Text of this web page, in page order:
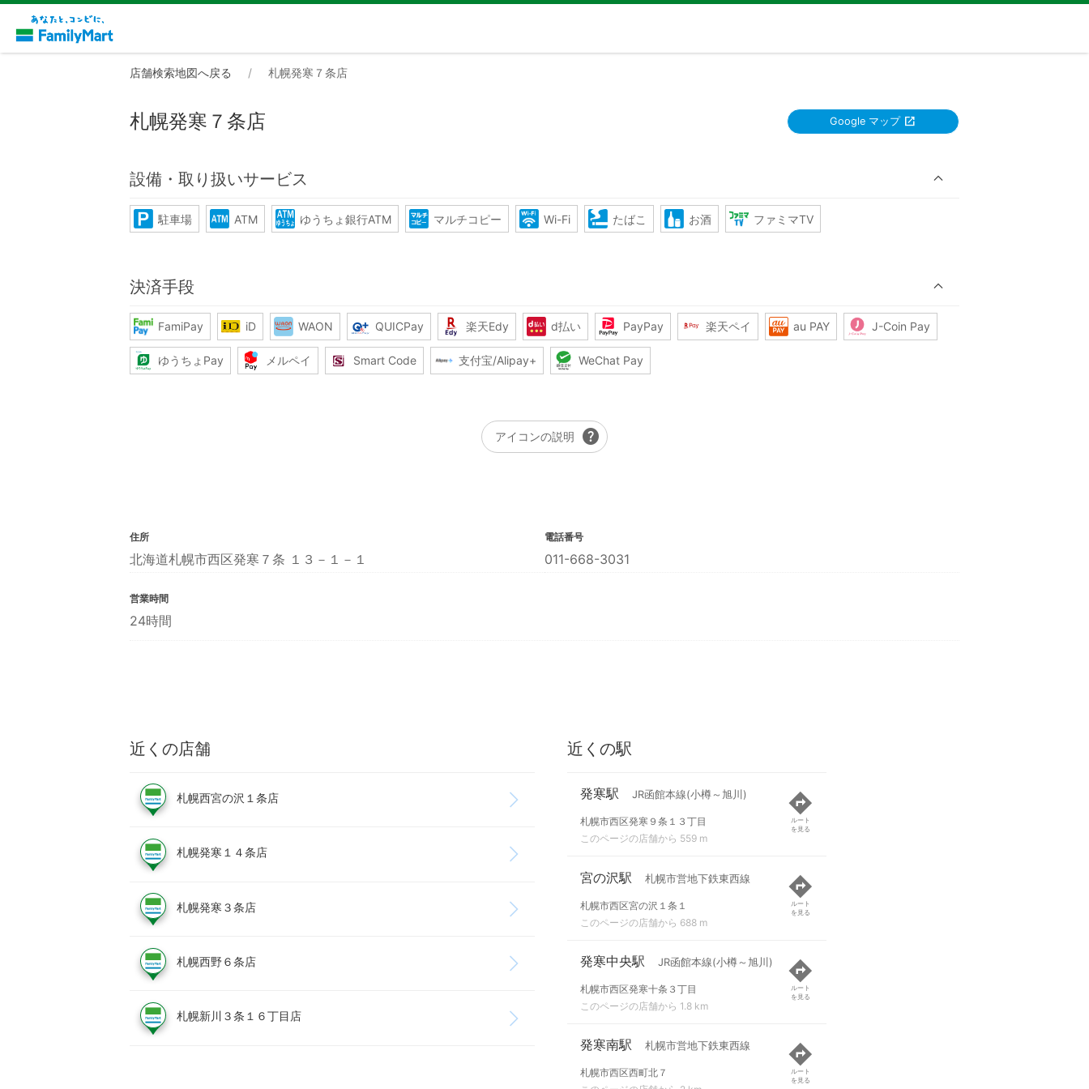
店舗検索地図へ戻る 札幌発寒７条店
札幌発寒７条店 Google マップ
設備・取り扱いサービス
駐車場 ATM ゆうちょ銀行ATM マルチコピー Wi-Fi たばこ お酒 ファミマTV
決済手段
FamiPay iD WAON QUICPay 楽天Edy d払い PayPay 楽天ペイ au PAY J-Coin Pay
ゆうちょPay メルペイ Smart Code 支付宝/Alipay+ WeChat Pay
アイコンの説明 help
住所
北海道札幌市西区発寒７条 １３－１－１
電話番号
011-668-3031
営業時間
24時間
近くの店舗
札幌西宮の沢１条店
札幌発寒１４条店
札幌発寒３条店
札幌西野６条店
札幌新川３条１６丁目店
近くの駅
発寒駅 JR函館本線(小樽～旭川)
札幌市西区発寒９条１３丁目
このページの店舗から 559 m
ルート
を見る
宮の沢駅 札幌市営地下鉄東西線
札幌市西区宮の沢１条１
このページの店舗から 688 m
ルート
を見る
発寒中央駅 JR函館本線(小樽～旭川)
札幌市西区発寒十条３丁目
このページの店舗から 1.8 km
ルート
を見る
発寒南駅 札幌市営地下鉄東西線
札幌市西区西町北７
ルート
を見る